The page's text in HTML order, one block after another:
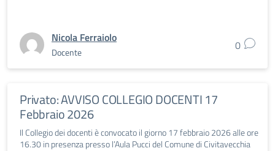
Nicola Ferraiolo
Docente 0
Privato: AVVISO COLLEGIO DOCENTI 17
Febbraio 2026
Il Collegio dei docenti è convocato il giorno 17 febbraio 2026 alle ore
16.30 in presenza presso l’Aula Pucci del Comune di Civitavecchia